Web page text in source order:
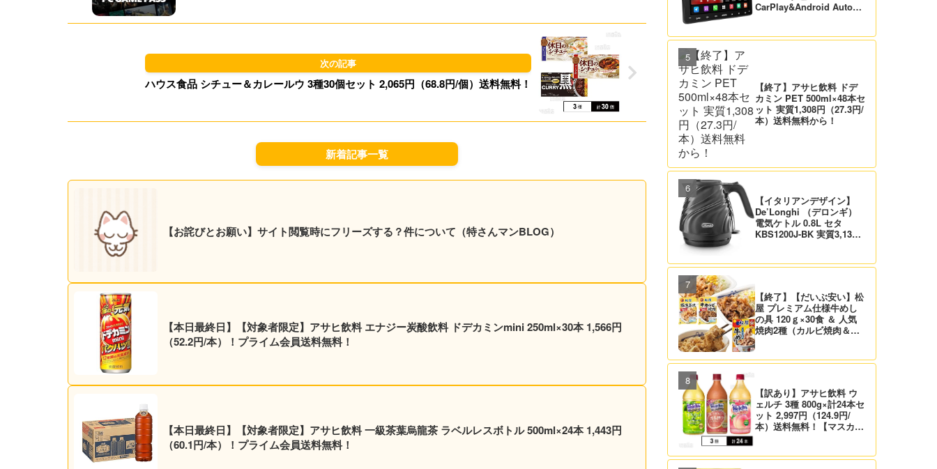
ハウス食品 シチュー＆カレールウ 3種30個セット 2,065円（68.8円/個）送料無料！
新着記事一覧
【お詫びとお願い】サイト閲覧時にフリーズする？件について（特さんマンBLOG）
【本日最終日】【対象者限定】アサヒ飲料 エナジー炭酸飲料 ドデカミンmini 250ml×30本 1,566円
（52.2円/本）！プライム会員送料無料！
【本日最終日】【対象者限定】アサヒ飲料 一級茶葉烏龍茶 ラベルレスボトル 500ml×24本 1,443円
（60.1円/本）！プライム会員送料無料！
CarPlay&Android Auto対
【終了】アサヒ飲料 ドデ
カミン PET 500ml×48本セ
ット 実質1,308円（27.3円/
本）送料無料から！
【イタリアンデザイン】
De’Longhi （デロンギ）
電気ケトル 0.8L セタ
KBS1200J-BK 実質3,132
【終了】【だいぶ安い】松
屋 プレミアム仕様牛めし
の具 120ｇ×30食 ＆ 人気
焼肉2種（カルビ焼肉＆生
料！
【訳あり】アサヒ飲料 ウ
ェルチ 3種 800g×計24本セ
ット 2,997円（124.9円/
本）送料無料！【マスカッ